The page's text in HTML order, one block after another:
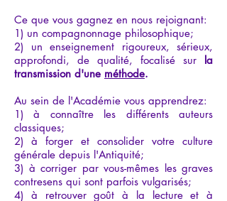
Ce que vous gagnez en nous rejoignant:
1) un compagnonnage philosophique;
2) un enseignement rigoureux, sérieux,
approfondi, de qualité, focalisé sur la
transmission d'une méthode.
Au sein de l'Académie vous apprendrez:
1) à connaître les différents auteurs
classiques;
2) à forger et consolider votre culture
générale depuis l'Antiquité;
3) à corriger par vous-mêmes les graves
contresens qui sont parfois vulgarisés;
4) à retrouver goût à la lecture et à